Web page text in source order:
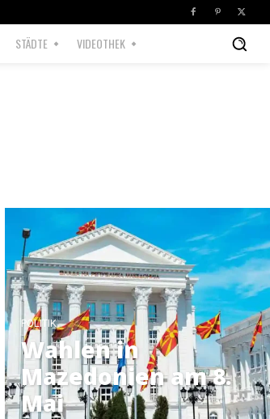
STÄDTE VIDEOTHEK
POLITIK
Wahlen in
Mazedonien am 8.
Mai